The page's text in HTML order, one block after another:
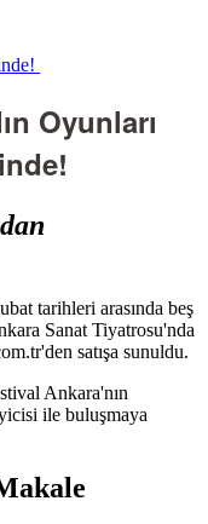
Oyunları
tarihleri arasında beş
Sanat Tiyatrosu'nda
satışa sunuldu.
Ankara'nın
ile buluşmaya